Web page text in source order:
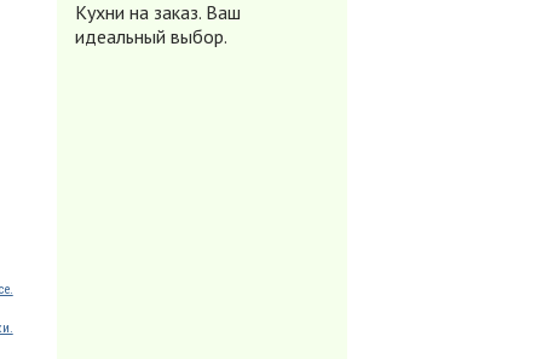
Кухни на заказ. Ваш
идеальный выбор.